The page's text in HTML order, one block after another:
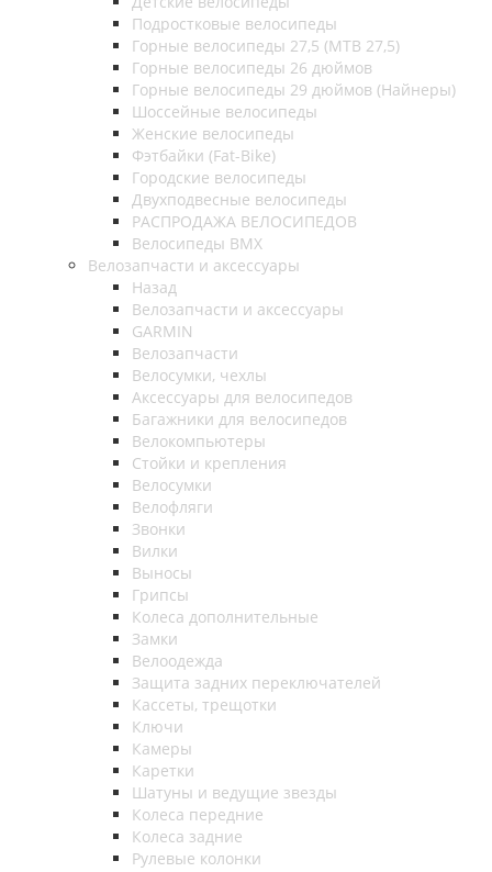
Подростковые велосипеды
Горные велосипеды 27,5 (MTB 27,5)
Горные велосипеды 26 дюймов
Горные велосипеды 29 дюймов (Найнеры)
Шоссейные велосипеды
Женские велосипеды
Фэтбайки (Fat-Bike)
Городские велосипеды
Двухподвесные велосипеды
РАСПРОДАЖА ВЕЛОСИПЕДОВ
Велосипеды BMX
Велозапчасти и аксессуары
Назад
Велозапчасти и аксессуары
GARMIN
Велозапчасти
Велосумки, чехлы
Аксессуары для велосипедов
Багажники для велосипедов
Велокомпьютеры
Стойки и крепления
Велосумки
Велофляги
Звонки
Вилки
Выносы
Грипсы
Колеса дополнительные
Замки
Велоодежда
Защита задних переключателей
Кассеты, трещотки
Ключи
Камеры
Каретки
Шатуны и ведущие звезды
Колеса передние
Колеса задние
Рулевые колонки